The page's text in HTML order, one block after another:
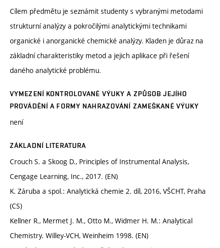
Cílem předmětu je seznámit studenty s vybranými metodami
strukturní analýzy a pokročilými analytickými technikami
organické i anorganické chemické analýzy. Kladen je důraz na
základní charakteristiky metod a jejich aplikace při řešení
daného analytické problému.
VYMEZENÍ KONTROLOVANÉ VÝUKY A ZPŮSOB JEJÍHO
PROVÁDĚNÍ A FORMY NAHRAZOVÁNÍ ZAMEŠKANÉ VÝUKY
není
ZÁKLADNÍ LITERATURA
Crouch S. a Skoog D., Principles of Instrumental Analysis,
Cengage Learning, Inc., 2017. (EN)
K. Záruba a spol.: Analytická chemie 2. díl, 2016, VŠCHT, Praha
(CS)
Kellner R., Mermet J. M., Otto M., Widmer H. M.: Analytical
Chemistry. Willey-VCH, Weinheim 1998. (EN)